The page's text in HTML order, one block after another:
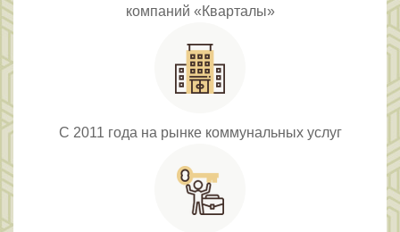
компаний «Кварталы»
С 2011 года на рынке коммунальных услуг